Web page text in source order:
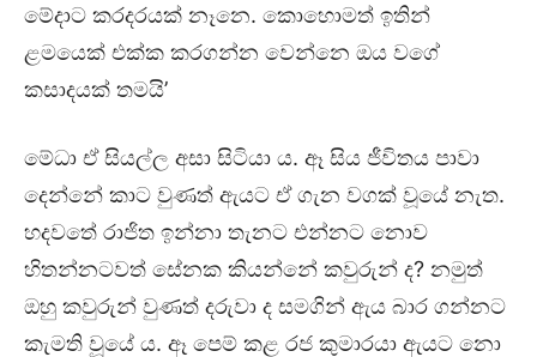
මේදාට කරදරයක් නෑනෙ. කොහොමත් ඉතින්
ළමයෙක් එක්ක කරගන්න වෙන්නෙ ඔය වගේ
කසාදයක් තමයි’
මේධා ඒ සියල්ල අසා සිටියා ය. ඈ සිය ජීවිතය පාවා
දෙන්නේ කාට වුණත් ඇයට ඒ ගැන වගක් වූයේ නැත.
හදවතේ රාජිත ඉන්නා තැනට එන්නට නොව
හිතන්නටවත් සේනක කියන්නේ කවුරුන් ද? නමුත්
ඔහු කවුරුන් වුණත් දරුවා ද සමගින් ඇය බාර ගන්නට
කැමති වූයේ ය. ඈ පෙම් කළ රජ කුමාරයා ඇයට නො